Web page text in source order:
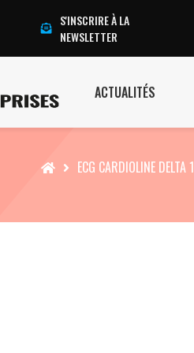
S'INSCRIRE À LA
NEWSLETTER
ACTUALITÉS
Accueil ECG CARDIOLINE DELTA 1